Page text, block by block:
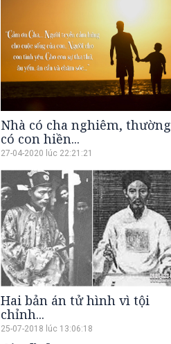
02 MARCH 2016
Bức tranh nàng...
Đây là bức tranh NÀNG PHRYNE Ở
Areopagus) của danh hoạ người Pháp
Jean Léon...
Nhà có cha nghiêm, thường
có con hiền...
27-04-2020 lúc 22:21:21
Hai bản án tử hình vì tội
chỉnh...
25-07-2018 lúc 13:06:18